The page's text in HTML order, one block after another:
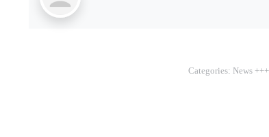
Categories: News